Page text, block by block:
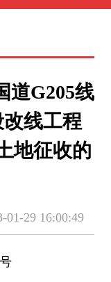
道G205线
线工程
地征收的
29 16:00:49